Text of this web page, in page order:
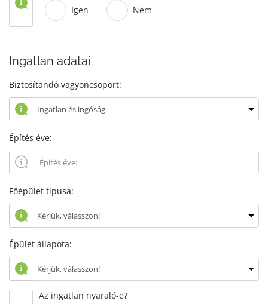
Igen Nem
Ingatlan adatai
Biztosítandó vagyoncsoport:
Építés éve:
Főépület típusa:
Épület állapota:
Az ingatlan nyaraló-e?